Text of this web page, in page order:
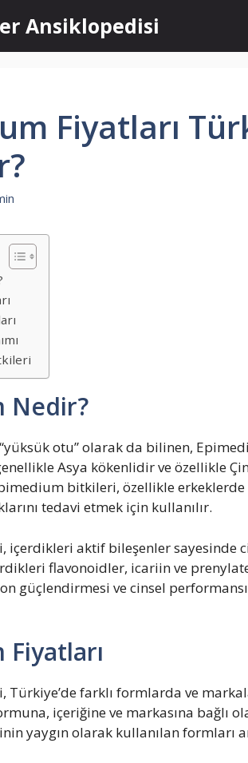
Ansiklopedisi
Fiyatları
Nedir?
otu” olarak da bilinen,
Asya kökenlidir ve özellikle
bitkileri, özellikle erkeklerde
tedavi etmek için kullanılır.
aktif bileşenler sayesinde
flavonoidler, icariin ve
güçlendirmesi ve cinsel
Türkiye’de farklı formlarda ve
içeriğine ve markasına bağlı
yaygın olarak kullanılan formları